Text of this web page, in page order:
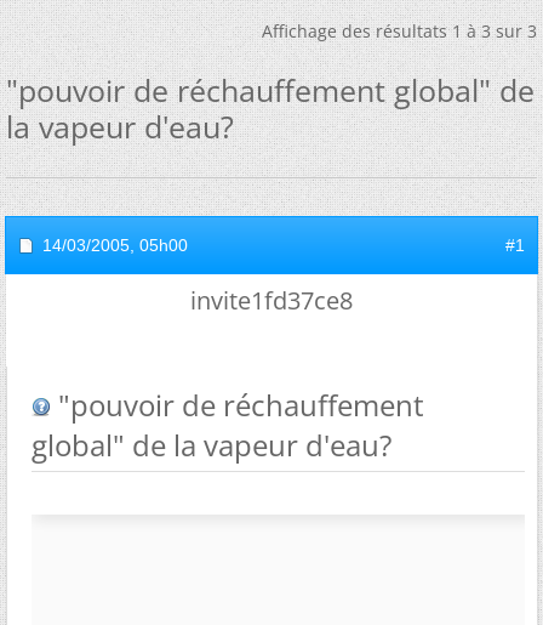
Affichage des résultats 1 à 3 sur 3
"pouvoir de réchauffement global" de
la vapeur d'eau?
14/03/2005, 05h00 #1
invite1fd37ce8
"pouvoir de réchauffement
global" de la vapeur d'eau?